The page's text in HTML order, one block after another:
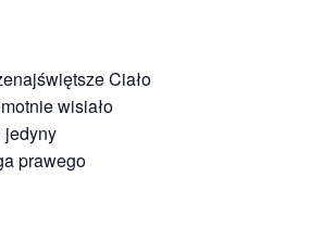
Ciało
wisiało
jedyny
prawego